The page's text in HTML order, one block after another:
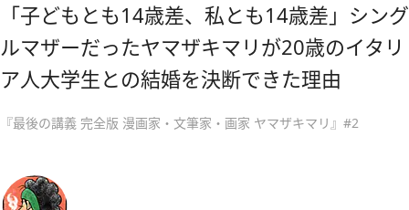
「子どもとも14歳差、私とも14歳差」シング
ルマザーだったヤマザキマリが20歳のイタリ
ア人大学生との結婚を決断できた理由
『最後の講義 完全版 漫画家・文筆家・画家 ヤマザキマリ』#2